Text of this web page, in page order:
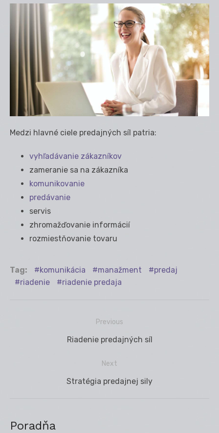
Medzi hlavné ciele predajných síl patria:
vyhľadávanie zákazníkov
zameranie sa na zákazníka
komunikovanie
predávanie
servis
zhromažďovanie informácií
rozmiestňovanie tovaru
Tag: komunikácia manažment
predaj
riadenie
riadenie predaja
Previous
Previous
Riadenie predajných síl
Next
Next
Stratégia predajnej sily
Poradňa